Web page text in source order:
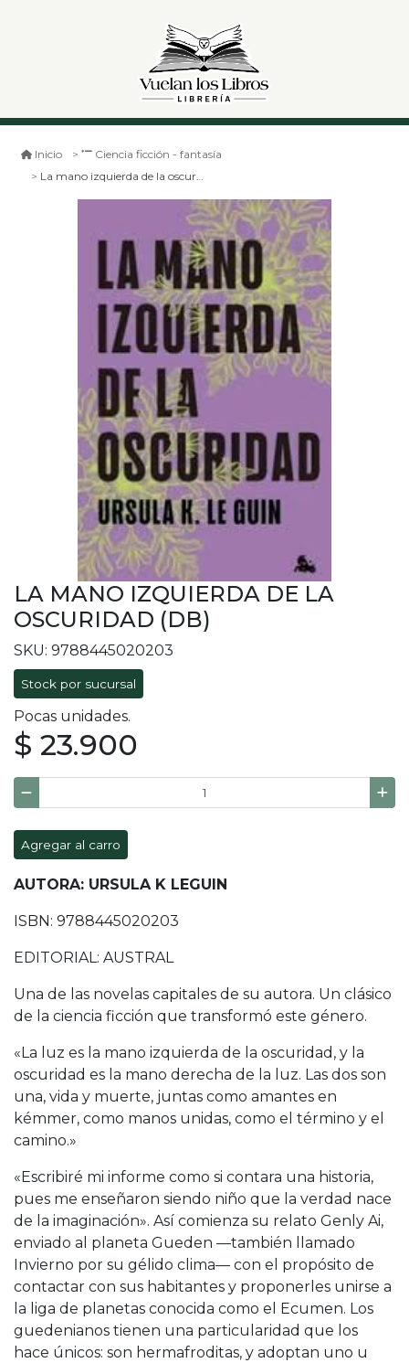
Inicio
Ciencia ficción - fantasía
La mano izquierda de la oscuridad (db)
LA MANO IZQUIERDA DE LA
OSCURIDAD (DB)
SKU: 9788445020203
Stock por sucursal
Pocas unidades.
$ 23.900
Agregar al carro
AUTORA: URSULA K LEGUIN
ISBN: 9788445020203
EDITORIAL: AUSTRAL
Una de las novelas capitales de su autora. Un clásico
de la ciencia ficción que transformó este género.
«La luz es la mano izquierda de la oscuridad, y la
oscuridad es la mano derecha de la luz. Las dos son
una, vida y muerte, juntas como amantes en
kémmer, como manos unidas, como el término y el
camino.»
«Escribiré mi informe como si contara una historia,
pues me enseñaron siendo niño que la verdad nace
de la imaginación». Así comienza su relato Genly Ai,
enviado al planeta Gueden —también llamado
Invierno por su gélido clima— con el propósito de
contactar con sus habitantes y proponerles unirse a
la liga de planetas conocida como el Ecumen. Los
guedenianos tienen una particularidad que los
hace únicos: son hermafroditas, y adoptan uno u